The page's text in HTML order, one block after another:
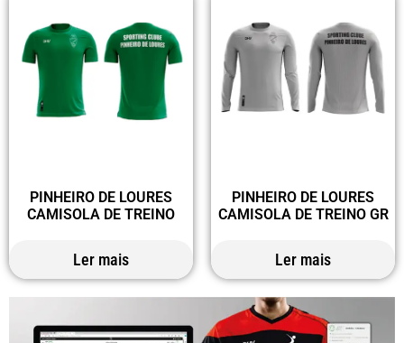
PINHEIRO DE LOURES
CAMISOLA DE TREINO
Ler mais
PINHEIRO DE LOURES
CAMISOLA DE TREINO GR
Ler mais